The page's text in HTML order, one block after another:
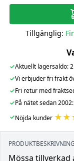
Tillgänglig:
✓Aktuellt lagersaldo:
✓Vi erbjuder fri frakt
✓Fri retur med
✓På nätet sedan
✓Nöjda kunder
PRODUKTBESKRIVNING
Mössa tillverkad